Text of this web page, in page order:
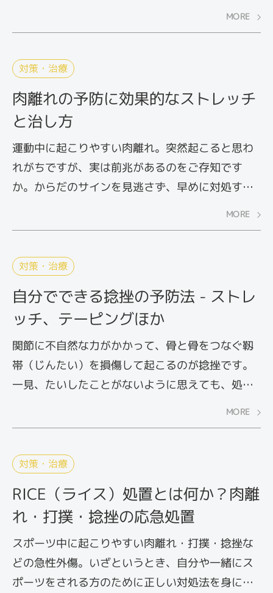
ーツをする人なら知っておきたい、捻挫の症状や
原因、応急処置を確認してみましょう。
MORE
対策・治療
肉離れの予防に効果的なストレッチ
と治し方
運動中に起こりやすい肉離れ。突然起こると思わ
れがちですが、実は前兆があるのをご存知です
か。からだのサインを見逃さず、早めに対処する
だけでも肉離れの予防に役立ちます。ここでは、
肉離れの前兆や予防のためのストレッチ法につい
め、未然に防ぐことが大切です。
MORE
対策・治療
自分でできる捻挫の予防法 - ストレ
ッチ、テーピングほか
関節に不自然な力がかかって、骨と骨をつなぐ靱
帯（じんたい）を損傷して起こるのが捻挫です。
一見、たいしたことがないように思えても、処置
を間違うと治りが遅くなったり、再発しやすくな
ったりします。未然にできる対策をしっかり行っ
こでは、自分でできる捻挫の予防法をご紹介しま
MORE
対策・治療
RICE（ライス）処置とは何か？肉離
れ・打撲・捻挫の応急処置
スポーツ中に起こりやすい肉離れ・打撲・捻挫な
どの急性外傷。いざというとき、自分や一緒にス
ポーツをされる方のために正しい対処法を身につ